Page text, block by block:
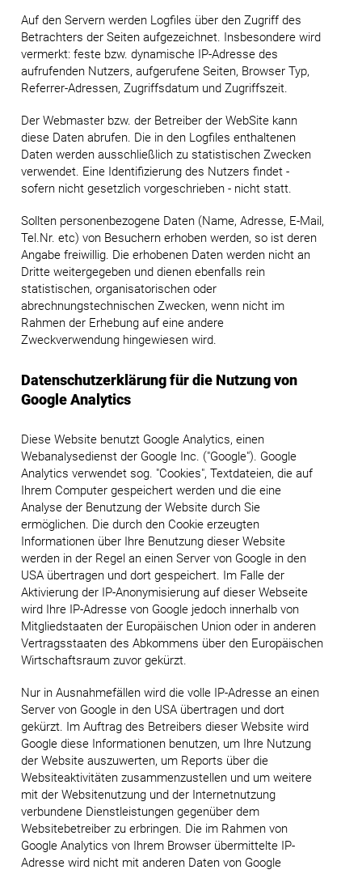
Auf den Servern werden Logfiles über den Zugriff des
Betrachters der Seiten aufgezeichnet. Insbesondere wird
vermerkt: feste bzw. dynamische IP-Adresse des
aufrufenden Nutzers, aufgerufene Seiten, Browser Typ,
Referrer-Adressen, Zugriffsdatum und Zugriffszeit.
Der Webmaster bzw. der Betreiber der WebSite kann
diese Daten abrufen. Die in den Logfiles enthaltenen
Daten werden ausschließlich zu statistischen Zwecken
verwendet. Eine Identifizierung des Nutzers findet -
sofern nicht gesetzlich vorgeschrieben - nicht statt.
Sollten personenbezogene Daten (Name, Adresse, E-Mail,
Tel.Nr. etc) von Besuchern erhoben werden, so ist deren
Angabe freiwillig. Die erhobenen Daten werden nicht an
Dritte weitergegeben und dienen ebenfalls rein
statistischen, organisatorischen oder
abrechnungstechnischen Zwecken, wenn nicht im
Rahmen der Erhebung auf eine andere
Zweckverwendung hingewiesen wird.
Datenschutzerklärung für die Nutzung von
Google Analytics
Diese Website benutzt Google Analytics, einen
Webanalysedienst der Google Inc. ("Google"). Google
Analytics verwendet sog. "Cookies", Textdateien, die auf
Ihrem Computer gespeichert werden und die eine
Analyse der Benutzung der Website durch Sie
ermöglichen. Die durch den Cookie erzeugten
Informationen über Ihre Benutzung dieser Website
werden in der Regel an einen Server von Google in den
USA übertragen und dort gespeichert. Im Falle der
Aktivierung der IP-Anonymisierung auf dieser Webseite
wird Ihre IP-Adresse von Google jedoch innerhalb von
Mitgliedstaaten der Europäischen Union oder in anderen
Vertragsstaaten des Abkommens über den Europäischen
Wirtschaftsraum zuvor gekürzt.
Nur in Ausnahmefällen wird die volle IP-Adresse an einen
Server von Google in den USA übertragen und dort
gekürzt. Im Auftrag des Betreibers dieser Website wird
Google diese Informationen benutzen, um Ihre Nutzung
der Website auszuwerten, um Reports über die
Websiteaktivitäten zusammenzustellen und um weitere
mit der Websitenutzung und der Internetnutzung
verbundene Dienstleistungen gegenüber dem
Websitebetreiber zu erbringen. Die im Rahmen von
Google Analytics von Ihrem Browser übermittelte IP-
Adresse wird nicht mit anderen Daten von Google